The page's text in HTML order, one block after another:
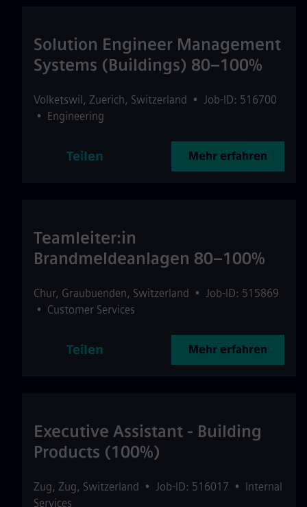
Solution Engineer Management
Systems (Buildings) 80–100%
Volketswil, Zuerich, Switzerland • Job-ID: 516700
• Engineering
Teilen Mehr erfahren
Teamleiter:in
Brandmeldeanlagen 80–100%
Chur, Graubuenden, Switzerland • Job-ID: 515869
• Customer Services
Teilen Mehr erfahren
Executive Assistant - Building
Products (100%)
Zug, Zug, Switzerland • Job-ID: 516017 • Internal
Services